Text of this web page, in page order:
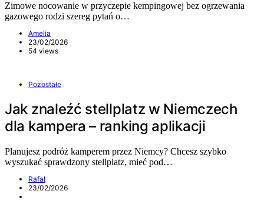
Zimowe nocowanie w przyczepie kempingowej bez ogrzewania
gazowego rodzi szereg pytań o…
Amelia
23/02/2026
54 views
Pozostałe
Jak znaleźć stellplatz w Niemczech
dla kampera – ranking aplikacji
Planujesz podróż kamperem przez Niemcy? Chcesz szybko
wyszukać sprawdzony stellplatz, mieć pod…
Rafał
23/02/2026